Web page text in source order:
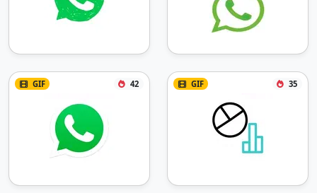
GIF 42 GIF 35